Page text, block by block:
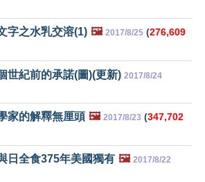
字之水乳交溶(1) 🖼️ 2017/8/25 (276,609
世紀前的承諾(圖)(更新) 2017/8/24
家的解釋無厘頭 🖼️ 2017/8/23 (347,702
日全食375年美國獨有 🖼️ 2017/8/22